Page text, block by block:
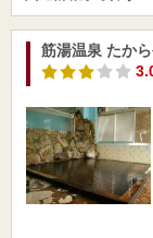
筋湯温泉 たか